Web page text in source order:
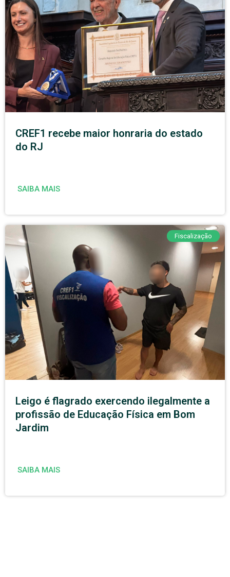
CREF1 recebe maior honraria do estado
do RJ
SAIBA MAIS
Fiscalização
Leigo é flagrado exercendo ilegalmente a
profissão de Educação Física em Bom
Jardim
SAIBA MAIS